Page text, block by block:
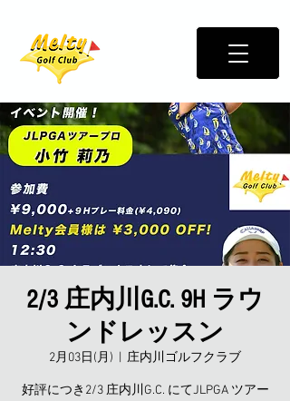
2/3 庄内川G.C. 9H ラウ
ンドレッスン
2月03日(月) 庄内川ゴルフクラブ
好評につき2/3 庄内川G.C. にてJLPGA ツアー